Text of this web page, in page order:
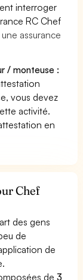
interroger
RC Chef
assurance
/ monteuse :
vous devez
activité.
en
Chef
des gens
de
de
de3